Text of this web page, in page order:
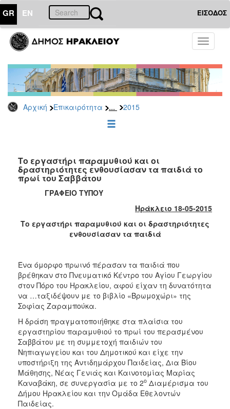
GR EN ΕΙΣΟΔΟΣ
Toggle
Αρχική Επικαιρότητα ... 2015
ΕΠΙΚΑΙΡΟΤΗΤΑ
Τύπου
Αρχείο
2026
2025
2022
2021
2020
2018
2015
2013
2012
2011
2010
2006
ΔΗΜΟΤΗΣ
Το εργαστήρι παραμυθιού και οι
δραστηριότητες ενθουσίασαν τα παιδιά το
πρωί του Σαββάτου
ΓΡΑΦΕΙΟ ΤΥΠΟΥ
Ηράκλειο 18-05-2015
Το εργαστήρι παραμυθιού και οι δραστηριότητες
ενθουσίασαν τα παιδιά
Ένα όμορφο πρωινό πέρασαν τα παιδιά που
βρέθηκαν στο Πνευματικό Κέντρο του Αγίου Γεωργίου
στον Πόρο του Ηρακλείου, αφού είχαν τη δυνατότητα
να …ταξιδέψουν με το βιβλίο «Βρωμοχώρι» της
Σοφίας Ζαραμπούκα.
Η δράση πραγματοποιήθηκε στα πλαίσια του
εργαστηρίου παραμυθιού το πρωί του περασμένου
Σαββάτου με τη συμμετοχή παιδιών του
Νηπιαγωγείου και του Δημοτικού και είχε την
υποστήριξη της Αντιδημάρχου Παιδείας, Δια Βίου
Μάθησης, Νέας Γενιάς και Καινοτομίας Μαρίας
Καναβάκη, σε συνεργασία με το 2ο Διαμέρισμα του
Δήμου Ηρακλείου και την Ομάδα Εθελοντών
Παιδείας.